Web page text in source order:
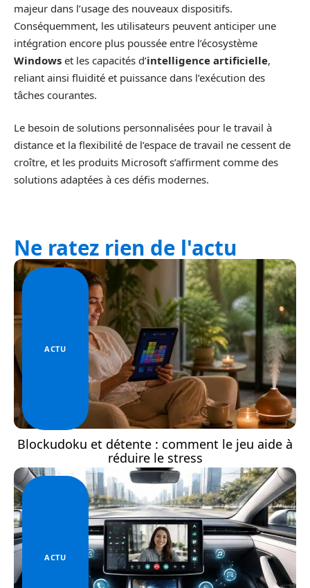
majeur dans l’usage des nouveaux dispositifs.
Conséquemment, les utilisateurs peuvent anticiper une
intégration encore plus poussée entre l’écosystème
Windows et les capacités d’intelligence artificielle,
reliant ainsi fluidité et puissance dans l’exécution des
tâches courantes.
Le besoin de solutions personnalisées pour le travail à
distance et la flexibilité de l’espace de travail ne cessent de
croître, et les produits Microsoft s’affirment comme des
solutions adaptées à ces défis modernes.
Ne ratez rien de l'actu
ACTU
Blockudoku et détente : comment le jeu aide à
réduire le stress
ACTU